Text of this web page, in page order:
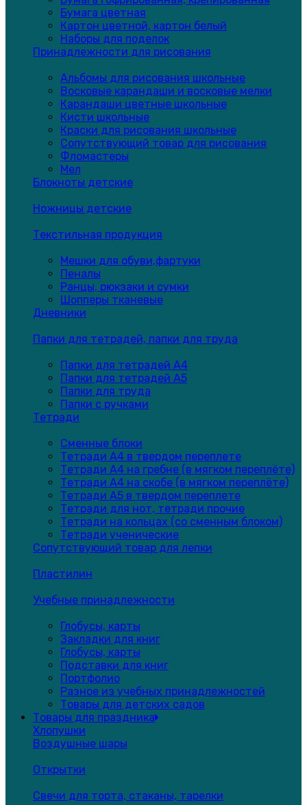
Бумага цветная
Картон цветной, картон белый
Наборы для поделок
Принадлежности для рисования
Альбомы для рисования школьные
Восковые карандаши и восковые мелки
Карандаши цветные школьные
Кисти школьные
Краски для рисования школьные
Сопутствующий товар для рисования
Фломастеры
Мел
Блокноты детские
Ножницы детские
Текстильная продукция
Мешки для обуви,фартуки
Пеналы
Ранцы, рюкзаки и сумки
Шопперы тканевые
Дневники
Папки для тетрадей, папки для труда
Папки для тетрадей А4
Папки для тетрадей А5
Папки для труда
Папки с ручками
Тетради
Сменные блоки
Тетради А4 в твердом переплете
Тетради А4 на гребне (в мягком переплёте)
Тетради А4 на скобе (в мягком переплёте)
Тетради А5 в твердом переплете
Тетради для нот, тетради прочие
Тетради на кольцах (со сменным блоком)
Тетради ученические
Сопутствующий товар для лепки
Пластилин
Учебные принадлежности
Глобусы, карты
Закладки для книг
Глобусы, карты
Подставки для книг
Портфолио
Разное из учебных принадлежностей
Товары для детских садов
Товары для праздника
Хлопушки
Воздушные шары
Открытки
Свечи для торта, стаканы, тарелки